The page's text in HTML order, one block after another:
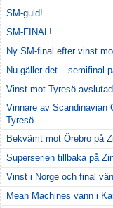
SM-guld!
SM-FINAL!
Ny SM-final efter vinst
Nu gäller det – semifinal
Vinst mot Tyresö
Vinnare av Scandinavian
Tyresö
Bekvämt mot Örebro på
Superserien tillbaka på
Vinst i Norge och final
Mean Machines vann i